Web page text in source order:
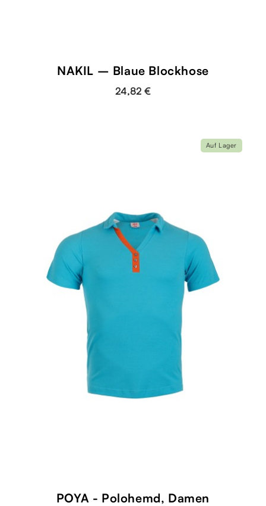
NAKIL – Blaue Blockhose
24,82 €
POYA - Polohemd, Damen
Auf Lager